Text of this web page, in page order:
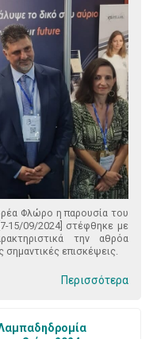
Φλώρο η παρουσία του
15/09/2024] στέφθηκε με
την αθρόα
επισκέψεις.
Περισσότερα